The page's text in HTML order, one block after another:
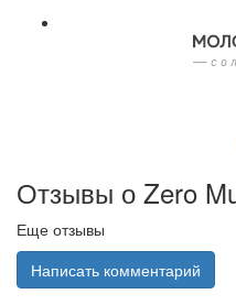
Отзывы о Zero
Еще отзывы
Написать комментарий